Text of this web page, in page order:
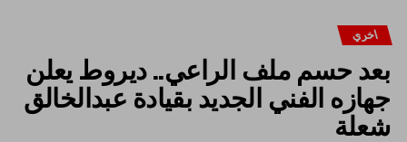
اخري
بعد حسم ملف الراعي.. ديروط يعلن
جهازه الفني الجديد بقيادة عبدالخالق
شعلة